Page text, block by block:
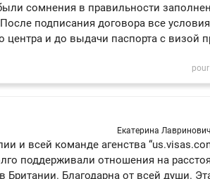
сомнения в правильности
подписания договора все
и до выдачи паспорта с визой
Екатерина Лавринович
и всей команде агенства
поддерживали отношения на
Благодарна от всей души.